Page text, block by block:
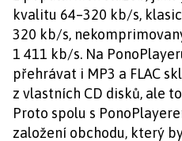
kvalitu 64–320 kb/s,
320 kb/s,
1 411 kb/s. Na
přehrávat i MP3 a FLAC
z vlastních CD disků, ale
Proto spolu s
založení obchodu, který